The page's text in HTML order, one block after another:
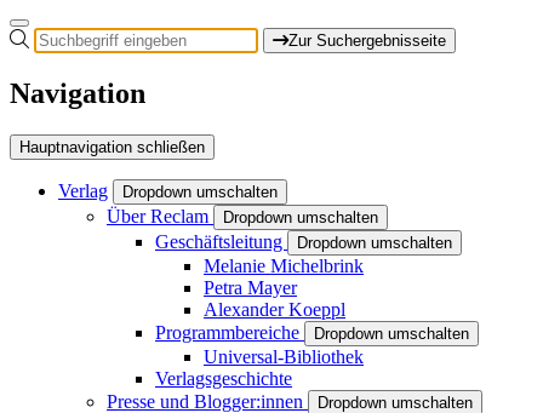
Zur Suchergebnisseite
Navigation
Hauptnavigation schließen
Verlag Dropdown umschalten
Über Reclam Dropdown umschalten
Geschäftsleitung Dropdown umschalten
Melanie Michelbrink
Petra Mayer
Alexander Koeppl
Programmbereiche
Dropdown umschalten
Universal-Bibliothek
Verlagsgeschichte
Presse und Blogger:innen
Dropdown umschalten